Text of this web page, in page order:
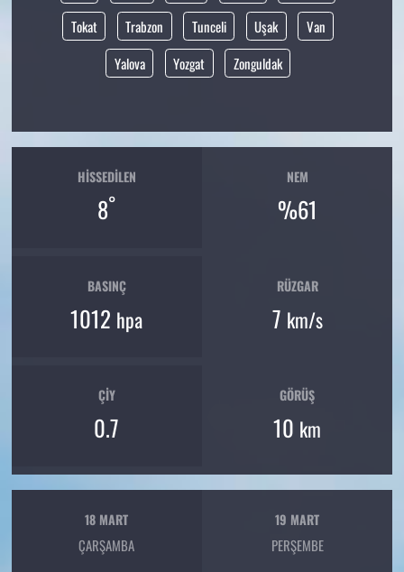
Tokat
Trabzon Tunceli Uşak
Van
Yalova
Yozgat Zonguldak
HISSEDILEN
8°
NEM
%61
BASINÇ
1012 hpa
RÜZGAR
7 km/s
ÇIY
0.7
GÖRÜŞ
10 km
18 MART
ÇARŞAMBA
19 MART
PERŞEMBE